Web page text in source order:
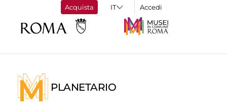
Acquista Accedi
PLANETARIO